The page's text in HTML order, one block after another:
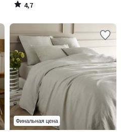
4,7
/
Финальная цена